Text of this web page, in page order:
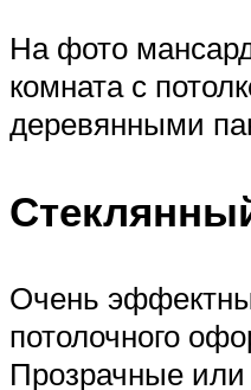
На фото
комната с
деревянными
Очень
потолочного
Прозрачные